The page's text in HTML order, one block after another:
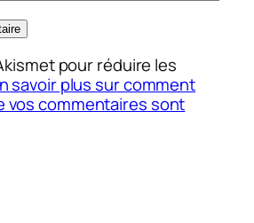
pour réduire les
savoir plus sur comment
vos commentaires sont